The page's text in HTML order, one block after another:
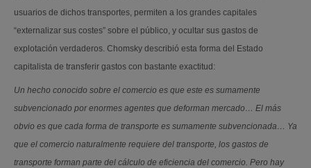
usuarios de dichos transportes, permiten a los grandes capitales
“externalizar sus costes” sobre el público, y ocultar sus gastos de
explotación verdaderos. Chomsky describió esta forma del Estado
capitalista de transferir gastos con bastante exactitud:
Un hecho conocido sobre el comercio es que este es sumamente
subvencionado por enormes agentes que deforman mercado… El más
obvio es que cada forma de transporte es sumamente subvencionada… Ya
que el comercio naturalmente requiere del transporte, los gastos de
transporte forman parte del cálculo de eficiencia del comercio. Pero hay